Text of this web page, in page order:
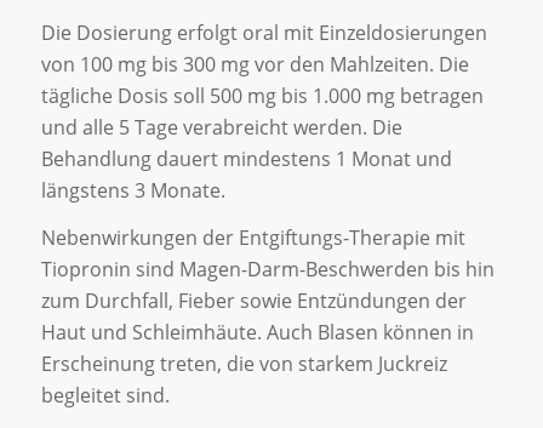
Die Dosierung erfolgt oral mit Einzeldosierungen
von 100 mg bis 300 mg vor den Mahlzeiten. Die
tägliche Dosis soll 500 mg bis 1.000 mg betragen
und alle 5 Tage verabreicht werden. Die
Behandlung dauert mindestens 1 Monat und
längstens 3 Monate.
Nebenwirkungen der Entgiftungs-Therapie mit
Tiopronin sind Magen-Darm-Beschwerden bis hin
zum Durchfall, Fieber sowie Entzündungen der
Haut und Schleimhäute. Auch Blasen können in
Erscheinung treten, die von starkem Juckreiz
begleitet sind.